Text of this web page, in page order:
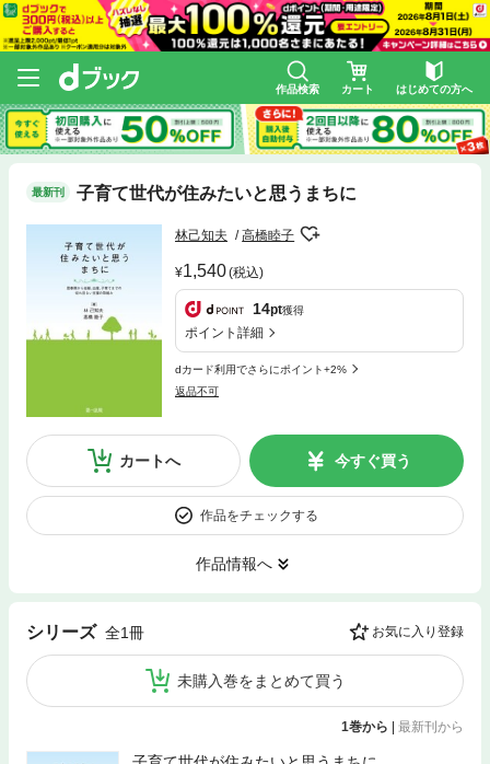
作品検索 カート はじめての方へ
最新刊 子育て世代が住みたいと思うまちに
林己知夫 高橋睦子
1,540(税込)
14pt獲得
ポイント詳細
dカード利用でさらにポイント+2%
返品不可
カートへ 今すぐ買う
作品をチェックする
作品情報へ
シリーズ 全1冊 お気に入り登録
未購入巻をまとめて買う
1巻から | 最新刊から